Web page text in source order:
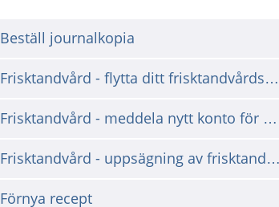
Beställ journalkopia
Frisktandvård - flytta ditt frisktandvårdsavtal till annan region
Frisktandvård - meddela nytt konto för betalning
Frisktandvård - uppsägning av
Förnya recept